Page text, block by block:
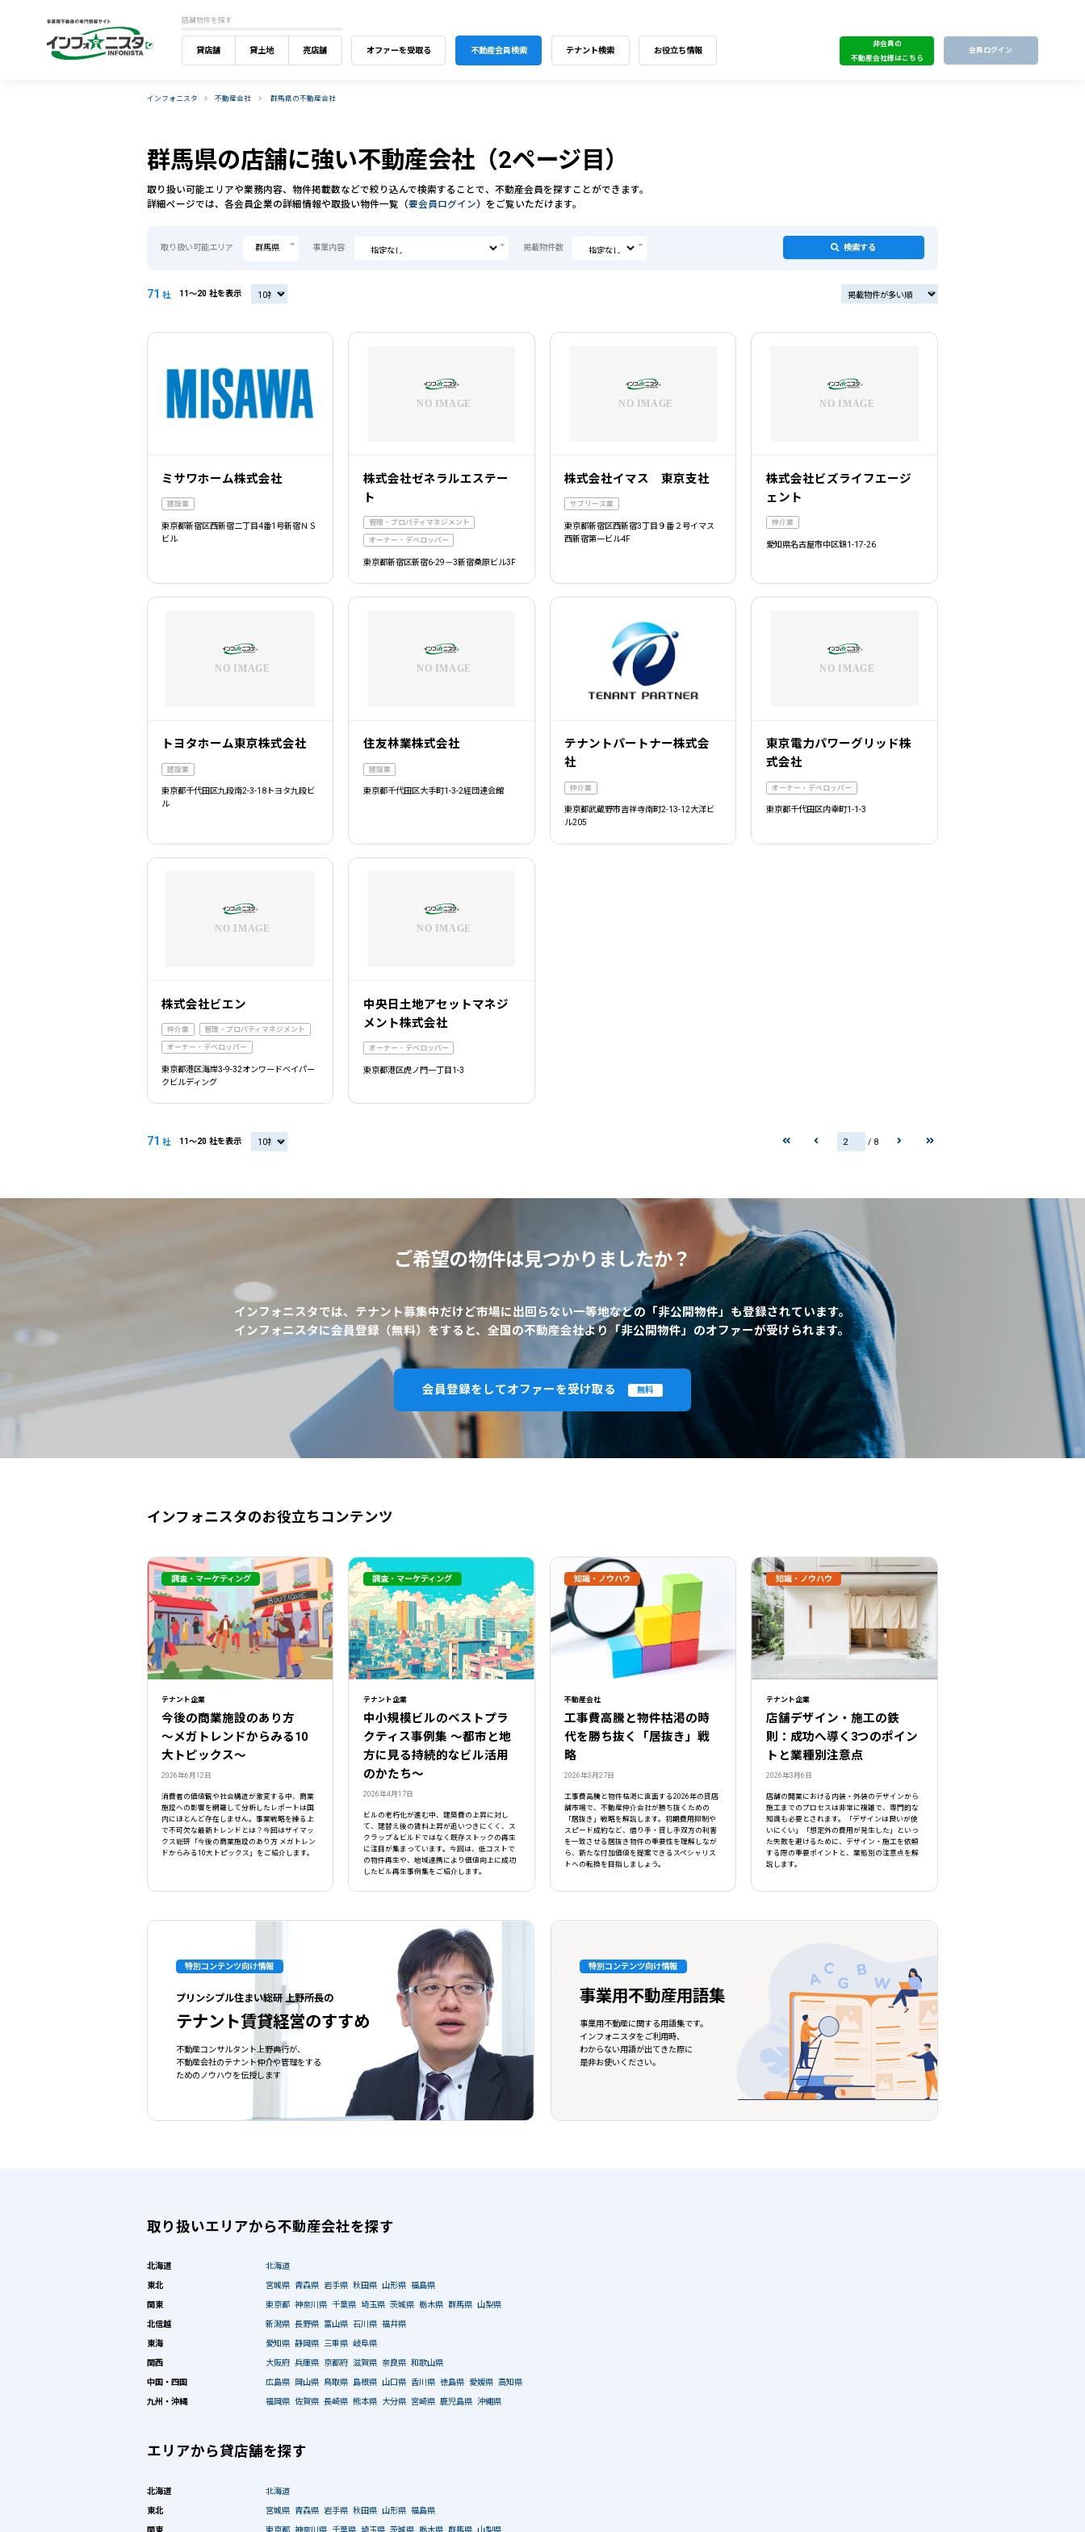
店舗物件を探す
貸店舗 貸土地 売店舗 オファーを受取る 不動産会員検索 テナント検索 お役立ち情報
非会員の
不動産会社様はこちら
会員ログイン
インフォニスタ 不動産会社 群馬県の不動産会社
群馬県の店舗に強い不動産会社（2ページ目）
取り扱い可能エリアや業務内容、物件掲載数などで絞り込んで検索することで、不動産会員を探すことができます。
詳細ページでは、各会員企業の詳細情報や取扱い物件一覧（要会員ログイン）をご覧いただけます。
取り扱い可能エリア 群馬県 事業内容 掲載物件数 検索する
71 社 11〜20 社を表示 20社 掲載物件が多い順
ミサワホーム株式会社
建設業
東京都新宿区西新宿二丁目4番1号新宿ＮＳ
ビル
株式会社ゼネラルエステー
ト
管理・プロパティマネジメント
オーナー・デベロッパー
東京都新宿区新宿6-29－3新宿桑原ビル3F
株式会社イマス 東京支社
サブリース業
東京都新宿区西新宿3丁目９番２号イマス
西新宿第一ビル4F
株式会社ビズライフエージ
ェント
仲介業
愛知県名古屋市中区錦1-17-26
トヨタホーム東京株式会社
建設業
東京都千代田区九段南2-3-18トヨタ九段ビ
ル
住友林業株式会社
建設業
東京都千代田区大手町1-3-2経団連会館
テナントパートナー株式会
社
仲介業
東京都武蔵野市吉祥寺南町2-13-12大洋ビ
ル205
東京電力パワーグリッド株
式会社
オーナー・デベロッパー
東京都千代田区内幸町1-1-3
株式会社ビエン
仲介業 管理・プロパティマネジメント
オーナー・デベロッパー
東京都港区海岸3-9-32オンワードベイパー
クビルディング
中央日土地アセットマネジ
メント株式会社
オーナー・デベロッパー
東京都港区虎ノ門一丁目1-3
71 社 11〜20 社を表示 20社 / 8
ご希望の物件は見つかりましたか？
インフォニスタでは、テナント募集中だけど市場に出回らない一等地などの「非公開物件」も登録されています。
インフォニスタに会員登録（無料）をすると、全国の不動産会社より「非公開物件」のオファーが受けられます。
会員登録をしてオファーを受け取る 無料
インフォニスタのお役立ちコンテンツ
テナント企業
今後の商業施設のあり方
〜メガトレンドからみる10
大トピックス〜
2026年6月12日
消費者の価値観や社会構造が激変する中、商業
施設への影響を網羅して分析したレポートは国
内にほとんど存在しません。事業戦略を練る上
で不可欠な最新トレンドとは？今回はザイマッ
クス総研「今後の商業施設のあり方 メガトレン
ドからみる10大トピックス」をご紹介します。
調査・マーケティング
テナント企業
中小規模ビルのベストプラ
クティス事例集 ～都市と地
方に見る持続的なビル活用
のかたち～
2026年4月17日
ビルの老朽化が進む中、建築費の上昇に対し
て、建替え後の賃料上昇が追いつきにくく、ス
クラップ＆ビルドではなく既存ストックの再生
に注目が集まっています。今回は、低コストで
の物件再生や、地域連携により価値向上に成功
したビル再生事例集をご紹介します。
調査・マーケティング
不動産会社
工事費高騰と物件枯渇の時
代を勝ち抜く「居抜き」戦
略
2026年3月27日
工事費高騰と物件枯渇に直面する2026年の貸店
舗市場で、不動産仲介会社が勝ち抜くための
「居抜き」戦略を解説します。初期費用抑制や
スピード成約など、借り手・貸し手双方の利害
を一致させる居抜き物件の重要性を理解しなが
ら、新たな付加価値を提案できるスペシャリス
トへの転換を目指しましょう。
知識・ノウハウ
テナント企業
店舗デザイン・施工の鉄
則：成功へ導く3つのポイン
トと業種別注意点
2026年3月6日
店舗の開業における内装・外装のデザインから
施工までのプロセスは非常に複雑で、専門的な
知識も必要とされます。「デザインは良いが使
いにくい」「想定外の費用が発生した」といっ
た失敗を避けるために、デザイン・施工を依頼
する際の重要ポイントと、業態別の注意点を解
説します。
知識・ノウハウ
特別コンテンツ向け情報
プリンシプル住まい総研 上野所長の
テナント賃貸経営のすすめ
不動産コンサルタント上野典行が、
不動産会社のテナント仲介や管理をする
ためのノウハウを伝授します
特別コンテンツ向け情報
事業用不動産用語集
事業用不動産に関する用語集です。
インフォニスタをご利用時、
わからない用語が出てきた際に
是非お使いください。
取り扱いエリアから不動産会社を探す
北海道 北海道
東北 宮城県 青森県 岩手県 秋田県 山形県 福島県
関東 東京都 神奈川県 千葉県 埼玉県 茨城県 栃木県 群馬県 山梨県
北信越 新潟県 長野県 富山県 石川県 福井県
東海 愛知県 静岡県 三重県 岐阜県
関西 大阪府 兵庫県 京都府 滋賀県 奈良県 和歌山県
中国・四国 広島県 岡山県 鳥取県 島根県 山口県 香川県 徳島県 愛媛県 高知県
九州・沖縄 福岡県 佐賀県 長崎県 熊本県 大分県 宮崎県 鹿児島県 沖縄県
エリアから貸店舗を探す
北海道 北海道
東北 宮城県 青森県 岩手県 秋田県 山形県 福島県
関東 東京都 神奈川県 千葉県 埼玉県 茨城県 栃木県 群馬県 山梨県